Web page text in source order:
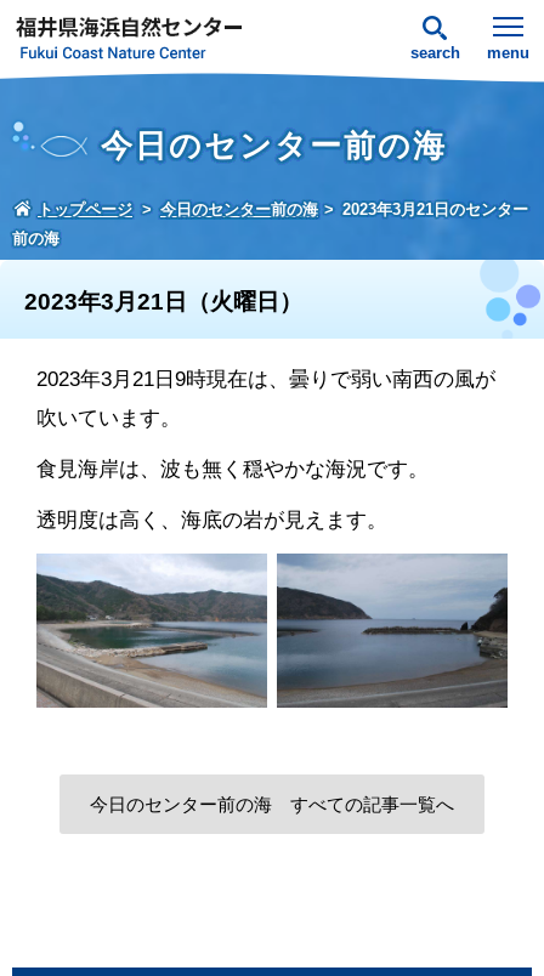
search menu
今日のセンター前の海
トップページ 今日のセンター前の海
2023年3月21日のセンター
前の海
2023年3月21日（火曜日）
2023年3月21日9時現在は、曇りで弱い南西の風が
吹いています。
食見海岸は、波も無く穏やかな海況です。
透明度は高く、海底の岩が見えます。
今日のセンター前の海 すべての記事一覧へ